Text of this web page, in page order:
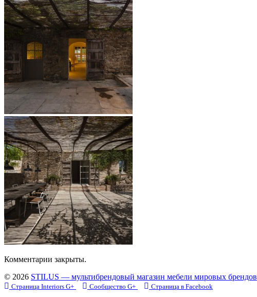
Комментарии закрыты.
© 2026 STILUS — мультибрендовый магазин мебели мировых брендов
Страница Interiors G+ Сообщество G+ Страница в Facebook